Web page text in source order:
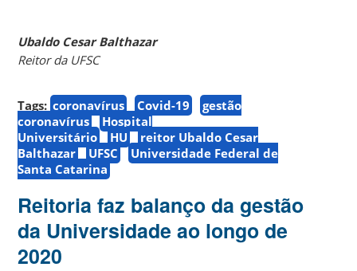
Ubaldo Cesar Balthazar
Reitor da UFSC
Tags: coronavírus Covid-19
gestão
coronavírus
Hospital
Universitário
HU
reitor Ubaldo Cesar
Balthazar
UFSC
Universidade Federal de
Santa Catarina
Reitoria faz balanço da gestão
da Universidade ao longo de
2020